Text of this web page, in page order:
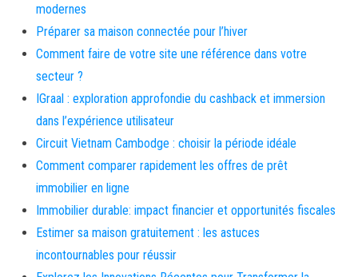
modernes
Préparer sa maison connectée pour l’hiver
Comment faire de votre site une référence dans votre
secteur ?
IGraal : exploration approfondie du cashback et immersion
dans l’expérience utilisateur
Circuit Vietnam Cambodge : choisir la période idéale
Comment comparer rapidement les offres de prêt
immobilier en ligne
Immobilier durable: impact financier et opportunités fiscales
Estimer sa maison gratuitement : les astuces
incontournables pour réussir